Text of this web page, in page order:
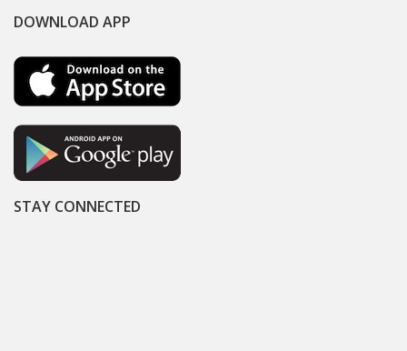
DOWNLOAD APP
STAY CONNECTED